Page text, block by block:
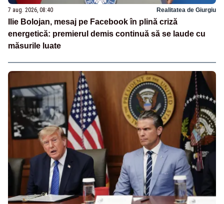
7 aug. 2026, 08:40 Realitatea de Giurgiu
Ilie Bolojan, mesaj pe Facebook în plină criză
energetică: premierul demis continuă să se laude cu
măsurile luate